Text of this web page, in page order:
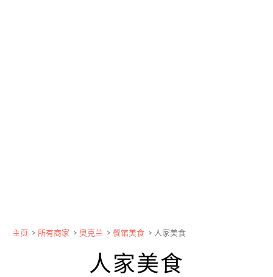
主页 > 所有商家 > 奥克兰 > 餐馆美食 > 人家美食
人家美食